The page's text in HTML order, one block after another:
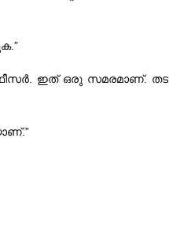
ഇത്‌ ഒരു സമരമാണ്‌.